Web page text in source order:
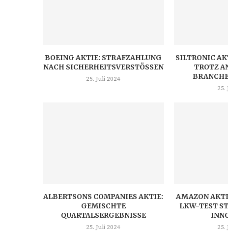
BOEING AKTIE: STRAFZAHLUNG
NACH SICHERHEITSVERSTÖSSEN
25. Juli 2024
SILTRONIC
TROTZ
25.
ALBERTSONS COMPANIES AKTIE:
GEMISCHTE
QUARTALSERGEBNISSE
25. Juli 2024
AMAZON
LKW-TEST
25.